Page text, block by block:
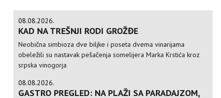
08.08.2026.
KAD NA TREŠNJI RODI GROŽĐE
Neobična simbioza dve biljke i poseta dvema vinarijama
obeležili su nastavak pešačenja somelijera Marka Krstića kroz
srpska vinogorja
08.08.2026.
GASTRO PREGLED: NA PLAŽI SA PARADAJZOM,